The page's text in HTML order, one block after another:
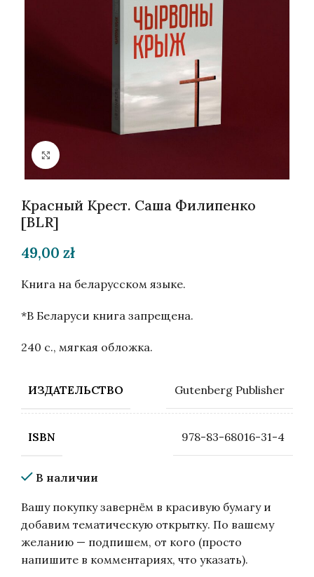
Красный Крест. Саша Филипенко
[BLR]
49,00 zł
Книга на беларусском языке.
*В Беларуси книга запрещена.
240 с., мягкая обложка.
ИЗДАТЕЛЬСТВО Gutenberg Publisher
ISBN 978-83-68016-31-4
В наличии
Вашу покупку завернём в красивую бумагу и
добавим тематическую открытку. По вашему
желанию — подпишем, от кого (просто
напишите в комментариях, что указать).